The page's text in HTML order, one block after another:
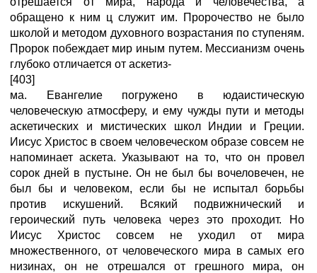
обращено к ним ц служит им. Пророчество не было
школой и методом духовного возрастания по ступеням.
Пророк побеждает мир иным путем. Мессианизм очень
глубоко отличается от аскетиз-
[403]
ма. Евангелие погружено в юдаистическую
человеческую атмосферу, и ему чужды пути и методы
аскетических и мистических школ Индии и Греции.
Иисус Христос в своем человеческом образе совсем не
напоминает аскета. Указывают на то, что он провел
сорок дней в пустыне. Он не был бы вочеловечен, не
был бы и человеком, если бы не испытал борьбы
против искушений. Всякий подвижнический и
героический путь человека через это проходит. Но
Иисус Христос совсем не уходил от мира
множественного, от человеческого мира в самых его
низинах, он не отрешался от грешного мира, он